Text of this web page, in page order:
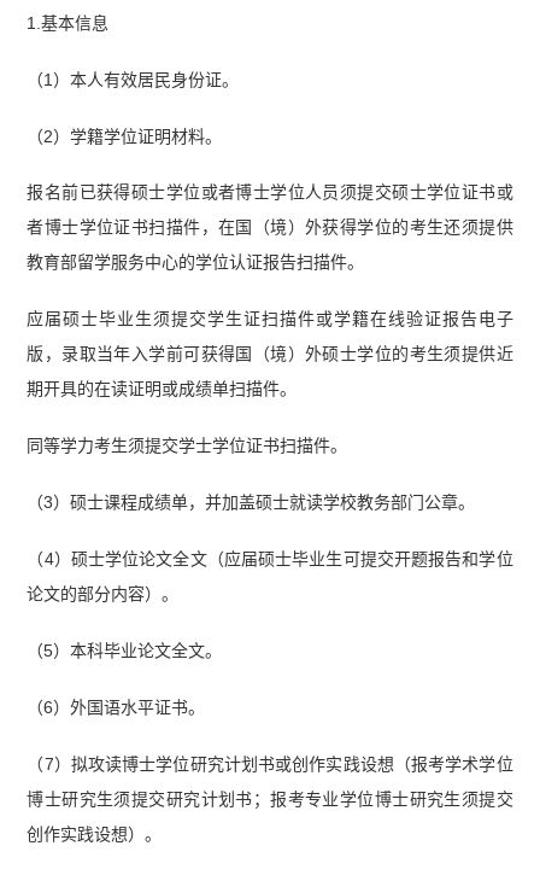
1.基本信息
（1）本人有效居民身份证。
（2）学籍学位证明材料。
报名前已获得硕士学位或者博士学位人员须提交硕士学位证书或
者博士学位证书扫描件，在国（境）外获得学位的考生还须提供
教育部留学服务中心的学位认证报告扫描件。
应届硕士毕业生须提交学生证扫描件或学籍在线验证报告电子
版，录取当年入学前可获得国（境）外硕士学位的考生须提供近
期开具的在读证明或成绩单扫描件。
同等学力考生须提交学士学位证书扫描件。
（3）硕士课程成绩单，并加盖硕士就读学校教务部门公章。
（4）硕士学位论文全文（应届硕士毕业生可提交开题报告和学位
论文的部分内容）。
（5）本科毕业论文全文。
（6）外国语水平证书。
（7）拟攻读博士学位研究计划书或创作实践设想（报考学术学位
博士研究生须提交研究计划书；报考专业学位博士研究生须提交
创作实践设想）。